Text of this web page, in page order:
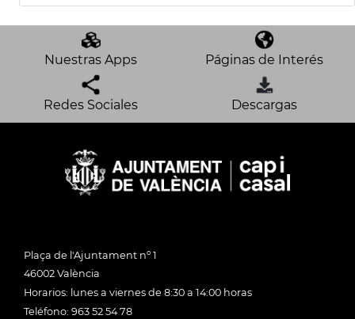
Nuestras Apps Páginas de Interés
Redes Sociales Descargas
Plaça de l'Ajuntament nº 1
46002 València
Horarios: lunes a viernes de 8:30 a 14:00 horas
Teléfono: 963 52 54 78